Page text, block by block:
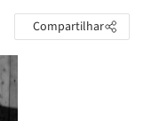
Compartilhar